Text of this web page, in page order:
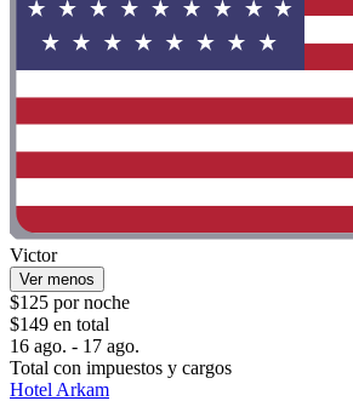
Victor
Ver menos
$125 por noche
$149 en total
16 ago. - 17 ago.
Total con impuestos y cargos
Hotel Arkam